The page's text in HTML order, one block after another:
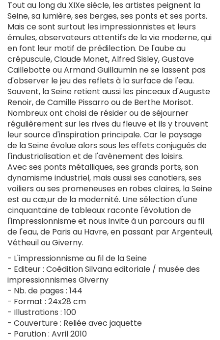
Tout au long du XIXe siècle, les artistes peignent la
Seine, sa lumière, ses berges, ses ponts et ses ports.
Mais ce sont surtout les impressionnistes et leurs
émules, observateurs attentifs de la vie moderne, qui
en font leur motif de prédilection. De l'aube au
crépuscule, Claude Monet, Alfred Sisley, Gustave
Caillebotte ou Armand Guillaumin ne se lassent pas
d'observer le jeu des reflets à la surface de l'eau.
Souvent, la Seine retient aussi les pinceaux d'Auguste
Renoir, de Camille Pissarro ou de Berthe Morisot.
Nombreux ont choisi de résider ou de séjourner
régulièrement sur les rives du fleuve et ils y trouvent
leur source d'inspiration principale. Car le paysage
de la Seine évolue alors sous les effets conjugués de
l'industrialisation et de l'avènement des loisirs.
Avec ses ponts métalliques, ses grands ports, son
dynamisme industriel, mais aussi ses canotiers, ses
voiliers ou ses promeneuses en robes claires, la Seine
est au cœ,ur de la modernité. Une sélection d'une
cinquantaine de tableaux raconte l'évolution de
l'impressionnisme et nous invite à un parcours au fil
de l'eau, de Paris au Havre, en passant par Argenteuil,
Vétheuil ou Giverny.
- L'impressionnisme au fil de la Seine
- Editeur : Coédition Silvana editoriale / musée des
impressionnismes Giverny
- Nb. de pages : 144
- Format : 24x28 cm
- Illustrations : 100
- Couverture : Reliée avec jaquette
- Parution : Avril 2010